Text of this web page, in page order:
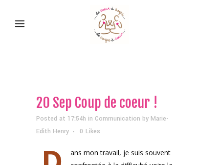
20 Sep Coup de coeur !
Posted at 17:54h in Communication by Marie-
Edith Henry
0 Likes
ans mon travail, je suis souvent